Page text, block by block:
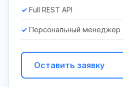
Full REST API
Персональный менеджер
Оставить заявку